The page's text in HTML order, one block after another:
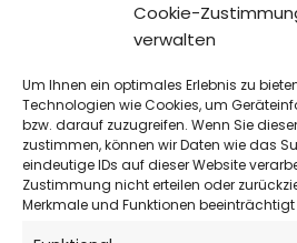
Cookie-
verwalten
Um Ihnen ein optimales Erlebnis zu
Technologien wie Cookies, um
bzw. darauf zuzugreifen. Wenn Sie
zustimmen, können wir Daten wie das
eindeutige IDs auf dieser Website
Zustimmung nicht erteilen oder
Merkmale und Funktionen beeinträchtigt
Zahlungsarten
Vertrag
AGB
Richtlinie für
Cookie-